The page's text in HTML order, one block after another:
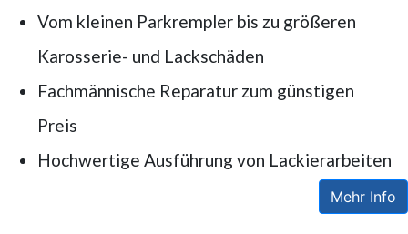
Vom kleinen Parkrempler bis zu größeren
Karosserie- und Lackschäden
Fachmännische Reparatur zum günstigen
Preis
Hochwertige Ausführung von Lackierarbeiten
Mehr Info